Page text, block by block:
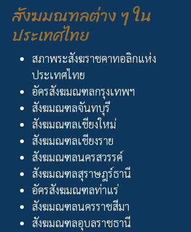
สังฆมณฑลต่าง ๆ ใน
ประเทศไทย
สภาพระสังฆราชคาทอลิกแห่ง
ประเทศไทย
อัครสังฆมณฑลกรุงเทพฯ
สังฆมณฑลจันทบุรี
สังฆมณฑลเชียงใหม่
สังฆมณฑลเชียงราย
สังฆมณฑลนครสวรรค์
สังฆมณฑลสุราษฎร์ธานี
อัครสังฆมณฑลท่าแร่
สังฆมณฑลนครราชสีมา
สังฆมณฑลอุบลราชธานี